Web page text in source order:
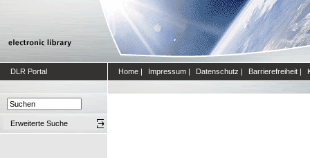
DLR Portal Home | Impressum | Datenschutz | Barrierefreiheit |
Erweiterte Suche